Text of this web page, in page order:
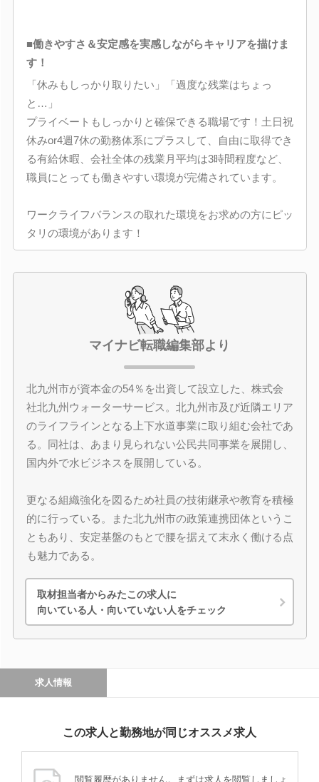
■働きやすさ＆安定感を実感しながらキャリアを描けま
す！
「休みもしっかり取りたい」「過度な残業はちょっ
と…」
プライベートもしっかりと確保できる職場です！土日祝
休みor4週7休の勤務体系にプラスして、自由に取得でき
る有給休暇、会社全体の残業月平均は3時間程度など、
職員にとっても働きやすい環境が完備されています。
ワークライフバランスの取れた環境をお求めの方にピッ
タリの環境があります！
マイナビ転職編集部より
北九州市が資本金の54％を出資して設立した、株式会
社北九州ウォーターサービス。北九州市及び近隣エリア
のライフラインとなる上下水道事業に取り組む会社であ
る。同社は、あまり見られない公民共同事業を展開し、
国内外で水ビジネスを展開している。
更なる組織強化を図るため社員の技術継承や教育を積極
的に行っている。また北九州市の政策連携団体というこ
ともあり、安定基盤のもとで腰を据えて末永く働ける点
も魅力である。
取材担当者からみたこの求人に
向いている人・向いていない人をチェック
求人情報
この求人と勤務地が同じオススメ求人
閲覧履歴がありません。まずは求人を閲覧しましょ